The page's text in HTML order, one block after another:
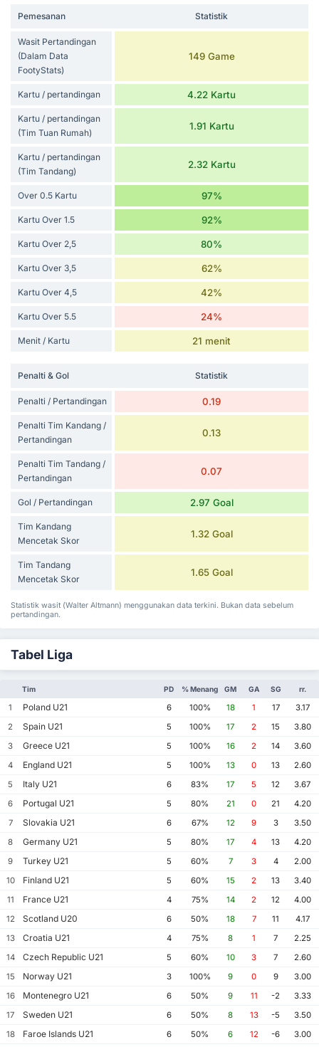
Pemesanan Statistik
Wasit Pertandingan
(Dalam Data
FootyStats)
149 Game
Kartu / pertandingan 4.22 Kartu
Kartu / pertandingan
(Tim Tuan Rumah)
1.91 Kartu
Kartu / pertandingan
(Tim Tandang)
2.32 Kartu
Over 0.5 Kartu 97%
Kartu Over 1.5 92%
Kartu Over 2,5 80%
Kartu Over 3,5 62%
Kartu Over 4,5 42%
Kartu Over 5.5 24%
Menit / Kartu 21 menit
Penalti & Gol Statistik
Penalti / Pertandingan 0.19
Penalti Tim Kandang /
Pertandingan
0.13
Penalti Tim Tandang /
Pertandingan
0.07
Gol / Pertandingan 2.97 Goal
Tim Kandang
Mencetak Skor
1.32 Goal
Tim Tandang
Mencetak Skor
1.65 Goal
Statistik wasit (Walter Altmann) menggunakan data terkini. Bukan data sebelum
pertandingan.
Tabel Liga
Tim PD % Menang GM GA SG rr.
1 Poland U21 6 100% 18 1 17
3.17
2
Spain U21 5 100% 17 2 15
3.80
3
Greece U21 5 100% 16 2 14
3.60
4
England U21 5 100% 13 0 13
2.60
5
Italy U21 6 83% 17 5 12
3.67
6
Portugal U21 5 80% 21 0 21
4.20
7
Slovakia U21 6 67% 12 9 3
3.50
8
Germany U21 5 80% 17 4 13
4.20
9
Turkey U21 5 60% 7 3 4
2.00
10
Finland U21 5 60% 15 2 13
3.40
11
France U21 4 75% 14 2 12
4.00
12
Scotland U20 6 50% 18 7 11
4.17
13
Croatia U21 4 75% 8 1 7
2.25
14
Czech Republic U21 5 60% 10 3 7
2.60
15
Norway U21 3 100% 9 0 9
3.00
16
Montenegro U21 6 50% 9 11 -2
3.33
17
Sweden U21 6 50% 8 13 -5
3.50
18
Faroe Islands U21 6 50% 6 12 -6
3.00